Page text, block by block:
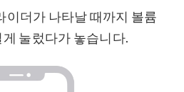
이더가 나타날 때까지 볼륨
눌렀다가 놓습니다.